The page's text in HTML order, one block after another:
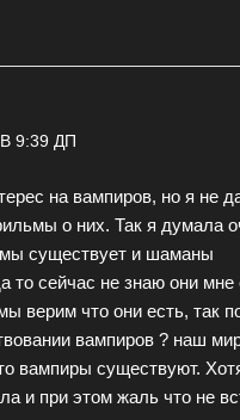
9:39 ДП
на вампиров, но я не
о них. Так я думала
существует и шаманы
то сейчас не знаю они мне
верим что они есть, так
вампиров ? наш
вампиры существуют.
и при этом жаль что не